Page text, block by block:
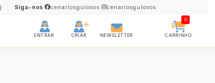
Siga-nos cenariosgulosos cenariosgulosos
0
CARRINHO
NEWSLETTER
CRIAR
ENTRAR